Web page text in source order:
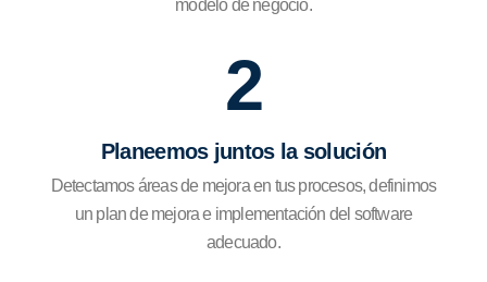
modelo de negocio.
2
Planeemos juntos la solución
Detectamos áreas de mejora en tus procesos, definimos
un plan de mejora e implementación del software
adecuado.